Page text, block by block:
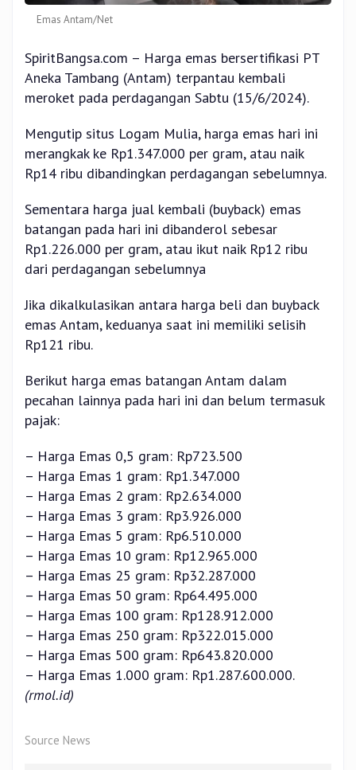
Emas Antam/Net
SpiritBangsa.com – Harga emas bersertifikasi PT
Aneka Tambang (Antam) terpantau kembali
meroket pada perdagangan Sabtu (15/6/2024).
Mengutip situs Logam Mulia, harga emas hari ini
merangkak ke Rp1.347.000 per gram, atau naik
Rp14 ribu dibandingkan perdagangan sebelumnya.
Sementara harga jual kembali (buyback) emas
batangan pada hari ini dibanderol sebesar
Rp1.226.000 per gram, atau ikut naik Rp12 ribu
dari perdagangan sebelumnya
Jika dikalkulasikan antara harga beli dan buyback
emas Antam, keduanya saat ini memiliki selisih
Rp121 ribu.
Berikut harga emas batangan Antam dalam
pecahan lainnya pada hari ini dan belum termasuk
pajak:
– Harga Emas 0,5 gram: Rp723.500
– Harga Emas 1 gram: Rp1.347.000
– Harga Emas 2 gram: Rp2.634.000
– Harga Emas 3 gram: Rp3.926.000
– Harga Emas 5 gram: Rp6.510.000
– Harga Emas 10 gram: Rp12.965.000
– Harga Emas 25 gram: Rp32.287.000
– Harga Emas 50 gram: Rp64.495.000
– Harga Emas 100 gram: Rp128.912.000
– Harga Emas 250 gram: Rp322.015.000
– Harga Emas 500 gram: Rp643.820.000
– Harga Emas 1.000 gram: Rp1.287.600.000.
(rmol.id)
Source News